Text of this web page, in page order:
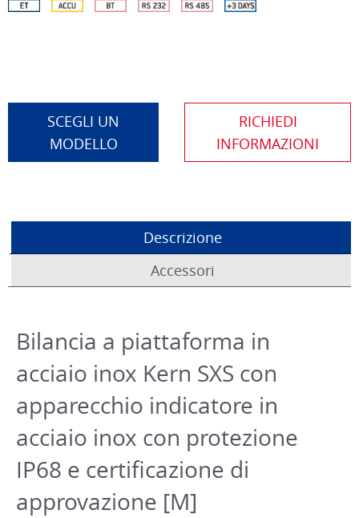
SCEGLI UN
MODELLO
Descrizione
Accessori
Bilancia a piattaforma in
acciaio inox Kern SXS con
apparecchio indicatore in
acciaio inox con protezione
IP68 e certificazione di
approvazione [M]